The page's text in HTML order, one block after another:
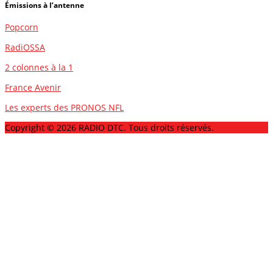
Émissions à l’antenne
Popcorn
RadiOSSA
2 colonnes à la 1
France Avenir
Les experts des PRONOS NFL
Copyright © 2026 RADIO DTC. Tous droits réservés.